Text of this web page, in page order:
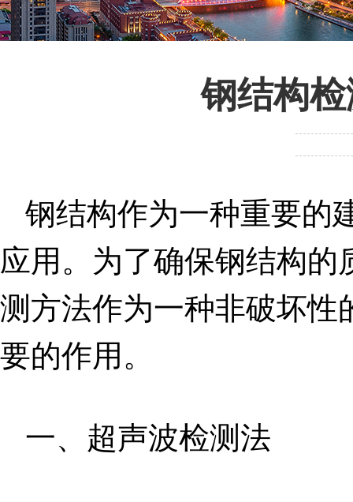
钢结构
钢结构作为一种重要的
应用。为了确保钢结构
测方法作为一种非破坏性
要的作用。
一、超声波检测法